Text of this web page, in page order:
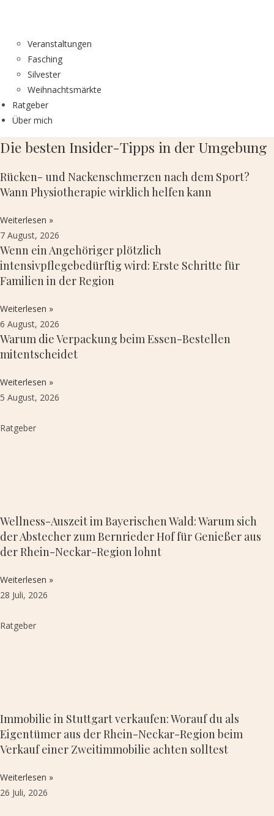
Veranstaltungen
Fasching
Silvester
Weihnachtsmärkte
Ratgeber
Über mich
Die besten Insider-Tipps in der Umgebung
Rücken- und Nackenschmerzen nach dem Sport?
Wann Physiotherapie wirklich helfen kann
Weiterlesen »
7 August, 2026
Wenn ein Angehöriger plötzlich
intensivpflegebedürftig wird: Erste Schritte für
Familien in der Region
Weiterlesen »
6 August, 2026
Warum die Verpackung beim Essen-Bestellen
mitentscheidet
Weiterlesen »
5 August, 2026
Ratgeber
Wellness-Auszeit im Bayerischen Wald: Warum sich
der Abstecher zum Bernrieder Hof für Genießer aus
der Rhein-Neckar-Region lohnt
Weiterlesen »
28 Juli, 2026
Ratgeber
Immobilie in Stuttgart verkaufen: Worauf du als
Eigentümer aus der Rhein-Neckar-Region beim
Verkauf einer Zweitimmobilie achten solltest
Weiterlesen »
26 Juli, 2026